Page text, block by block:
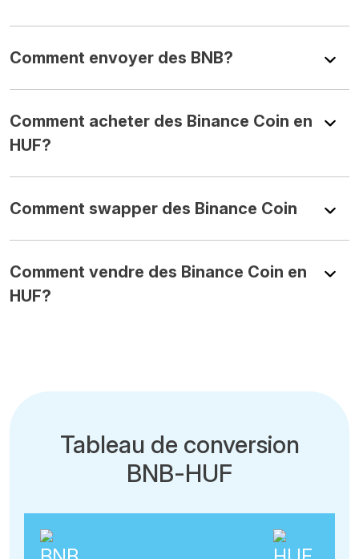
Comment envoyer des BNB?
Comment acheter des Binance Coin en
HUF?
Comment swapper des Binance Coin
Comment vendre des Binance Coin en
HUF?
Tableau de conversion
BNB-HUF